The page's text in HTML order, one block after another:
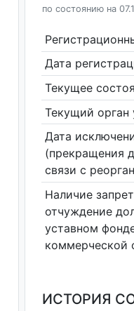
по состоянию на
Дата
Текущее
Текущий орган
Дата
(прекращения
связи с
Наличие
отчуждение
уставном
коммерческой
ИСТОРИЯ